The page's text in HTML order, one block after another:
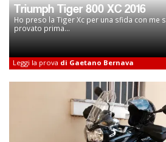
Triumph Tiger 800 XC 2016
Ho preso la Tiger Xc per una sfida con me
provato prima...
Leggi la prova di Gaetano Bernava